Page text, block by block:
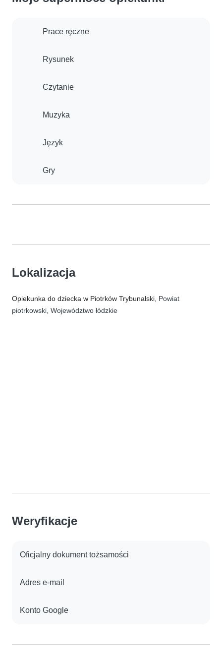
Prace ręczne
Rysunek
Czytanie
Muzyka
Język
Gry
Lokalizacja
Opiekunka do dziecka w Piotrków Trybunalski , Powiat
piotrkowski, Województwo łódzkie
Weryfikacje
Oficjalny dokument tożsamości
Adres e-mail
Konto Google